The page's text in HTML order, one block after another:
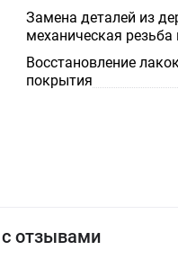
Замена деталей из
механическая резьба
Восстановление
покрытия
отзывами